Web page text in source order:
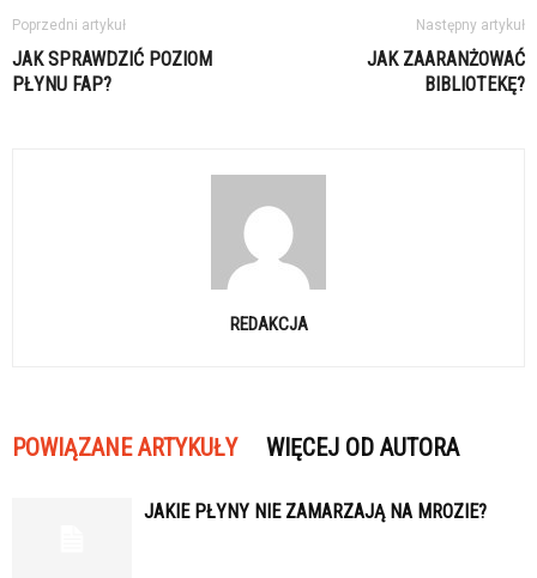
Poprzedni artykuł
JAK SPRAWDZIĆ POZIOM
PŁYNU FAP?
Następny artykuł
JAK ZAARANŻOWAĆ
BIBLIOTEKĘ?
REDAKCJA
POWIĄZANE ARTYKUŁY WIĘCEJ OD AUTORA
JAKIE PŁYNY NIE ZAMARZAJĄ NA MROZIE?